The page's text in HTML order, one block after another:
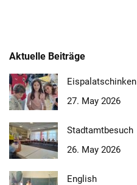
Aktuelle Beiträge
Eispalatschinken
27. May 2026
Stadtamtbesuch
26. May 2026
English